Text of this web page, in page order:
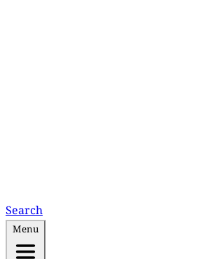
Search
Menu